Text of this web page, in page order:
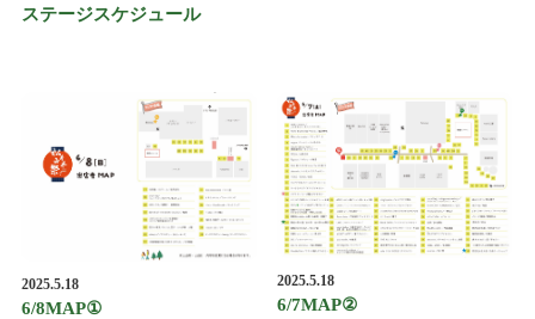
ステージスケジュール
2025.5.18
6/8MAP①
2025.5.18
6/7MAP②